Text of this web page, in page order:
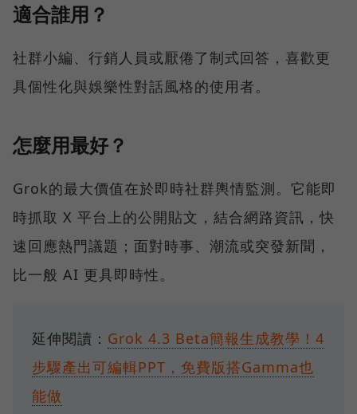
適合誰用？
社群小編、行銷人員或厭倦了制式回答，喜歡更
具個性化與娛樂性對話風格的使用者。
怎麼用最好？
Grok的最大價值在於即時社群輿情監測。它能即
時抓取 X 平台上的公開貼文，結合網路資訊，快
速回應熱門議題；面對時事、潮流或突發新聞，
比一般 AI 更具即時性。
延伸閱讀： Grok 4.3 Beta簡報生成教學！4
步驟產出可編輯PPT，免費版搭Gamma也
能做